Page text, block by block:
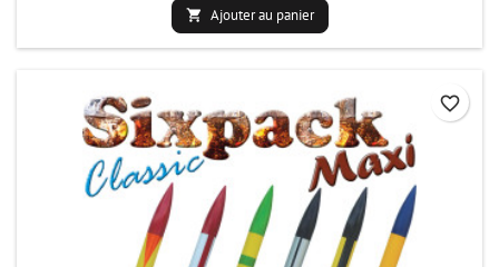
 Ajouter au panier
favorite_border